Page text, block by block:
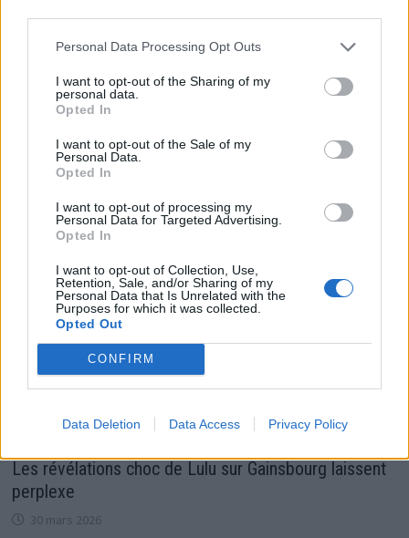
Personal Data Processing Opt Outs
I want to opt-out of the Sharing of my
personal data.
Opted In
I want to opt-out of the Sale of my
Personal Data.
Opted In
I want to opt-out of processing my
Personal Data for Targeted Advertising.
Opted In
I want to opt-out of Collection, Use,
Retention, Sale, and/or Sharing of my
Personal Data that Is Unrelated with the
Purposes for which it was collected.
Opted Out
CONFIRM
Data Deletion Data Access Privacy Policy
Hugues Aufray a-t-il besoin d’argent ? « Je continue,
c’est… »
8 juillet 2025
Les révélations choc de Lulu sur Gainsbourg laissent
perplexe
30 mars 2026